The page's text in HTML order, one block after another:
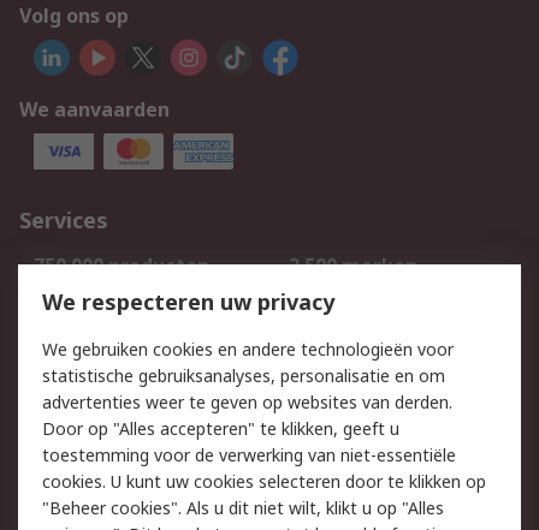
Volg ons op
We aanvaarden
Services
750.000 producten
2.500 merken
Bestellen
Inkoopoplossingen
Track & Trace
Wettelijk
Cookiebeleid
Email veiligheid
Privacybeleid
Websitevoorwaarden
We respecteren uw privacy
We gebruiken cookies en andere technologieën voor
statistische gebruiksanalyses, personalisatie en om
advertenties weer te geven op websites van derden.
Door op "Alles accepteren" te klikken, geeft u
toestemming voor de verwerking van niet-essentiële
cookies. U kunt uw cookies selecteren door te klikken op
"Beheer cookies". Als u dit niet wilt, klikt u op "Alles